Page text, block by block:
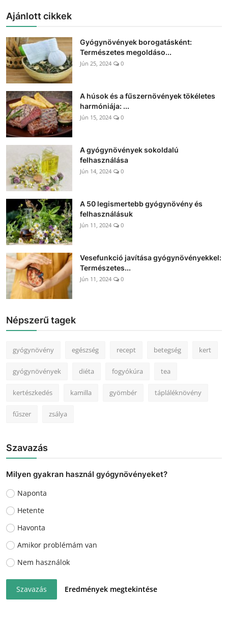
Ajánlott cikkek
Gyógynövények borogatásként:
Természetes megoldáso...
Jún 25, 2024 0
A húsok és a fűszernövények tökéletes
harmóniája: ...
Jún 15, 2024 0
A gyógynövények sokoldalú
felhasználása
Jún 14, 2024 0
A 50 legismertebb gyógynövény és
felhasználásuk
Jún 11, 2024 0
Vesefunkció javítása gyógynövényekkel:
Természetes...
Jún 11, 2024 0
Népszerű tagek
gyógynövény egészség recept betegség kert
gyógynövények diéta fogyókúra tea
kertészkedés kamilla gyömbér tápláléknövény
fűszer zsálya
Szavazás
Milyen gyakran használ gyógynövényeket?
Naponta
Hetente
Havonta
Amikor problémám van
Nem használok
Szavazás Eredmények megtekintése